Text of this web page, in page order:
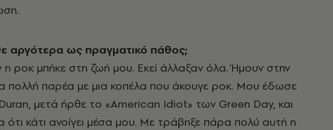
αργότερα ως πραγματικό πάθος;
ροκ μπήκε στη ζωή μου. Εκεί άλλαξαν όλα. Ήμουν στην
πολλή παρέα με μια κοπέλα που άκουγε ροκ. Μου έδωσε
μετά ήρθε το «American Idiot» των Green Day, και
ότι κάτι ανοίγει μέσα μου. Με τράβηξε πάρα πολύ αυτή η